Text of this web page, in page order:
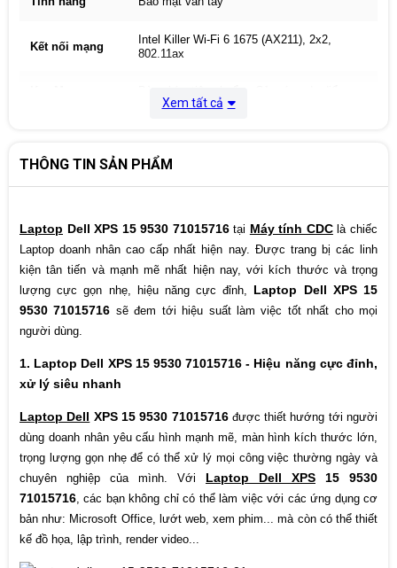
Kết nối mạng
Intel Killer Wi-Fi 6 1675 (AX211), 2x2,
802.11ax
Windows 11 Home + Office Home Student
Pin
Kích thước
Width: 13.57 in. (344.72 mm)
Depth: 9.06 in. (230.14 mm)
Cân nặng
Xuất xứ China
Bảo hành 12 Tháng
Xem tất cả
THÔNG TIN SẢN PHẨM
Laptop Dell XPS 15 9530 71015716tại Máy tính CDClà chiếc
Laptop doanh nhân cao cấp nhất hiện nay. Được trang bị các linh
kiện tân tiến và mạnh mẽ nhất hiện nay, với kích thước và trọng
lượng cực gọn nhẹ, hiệu năng cực đỉnh, Laptop Dell XPS 15
9530 71015716 sẽ đem tới hiệu suất làm việc tốt nhất cho mọi
người dùng.
1. Laptop Dell XPS 15 9530 71015716 - Hiệu năng cực đỉnh,
xử lý siêu nhanh
Laptop Dell XPS 15 9530 71015716được thiết hướng tới người
dùng doanh nhân yêu cấu hình mạnh mẽ, màn hình kích thước lớn,
trọng lượng gọn nhẹ để có thể xử lý mọi công việc thường ngày và
chuyên nghiệp của mình. Với Laptop Dell XPS 15 9530
71015716 , các bạn không chỉ có thể làm việc với các ứng dụng cơ
bản như: Microsoft Office, lướt web, xem phim... mà còn có thể thiết
kế đồ họa, lập trình, render video...